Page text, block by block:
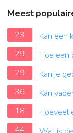
Meest
23
Kan een
29
Hoe een
29
Kan je
36
Kan
18
Hoeveel
44